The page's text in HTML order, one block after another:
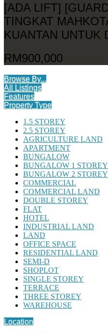
[ADA LIFT]
TINGKAT
KUANTAN UNTUK
RM900,000
Browse By...
All Listings
Features
Property Type
1.5 STOREY
2.5 STOREY
AGRICULTURE LAND
APARTMENT
BUNGALOW
BUNGALOW 1 STOREY
BUNGALOW 2 STOREY
COMMERCIAL
COMMERCIAL LAND
DOUBLE STOREY
FLAT
HOTEL
INDUSTRIAL LAND
LAND
OFFICE SPACE
RESIDENTIAL LAND
SEMI-D
SHOPLOT
SINGLE STOREY
TERRACE
THREE STOREY
WAREHOUSE
Location